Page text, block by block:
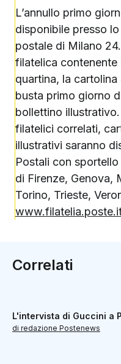
L’annullo primo
disponibile presso
postale di Milano
filatelica
quartina, la
busta primo giorno
bollettino
filatelici correlati,
illustrativi saranno
Postali con
di Firenze, Genova,
Torino, Trieste,
Correlati
L'intervista di Guccini a
di redazione Postenews